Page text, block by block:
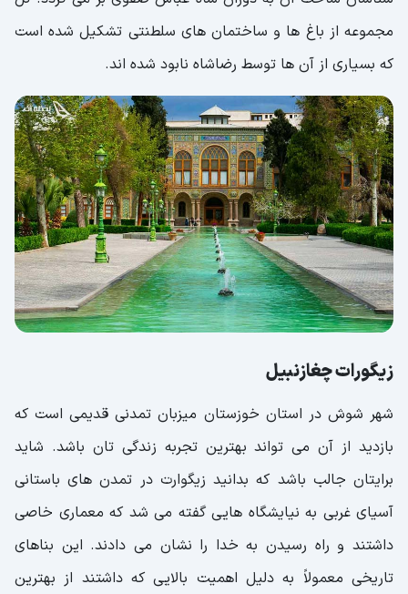
مجموعه از باغ ها و ساختمان های سلطنتی تشکیل شده است
که بسیاری از آن ها توسط رضاشاه نابود شده اند.
زیگورات چغازنبیل
شهر شوش در استان خوزستان میزبان تمدنی قدیمی است که
بازدید از آن می تواند بهترین تجربه زندگی تان باشد. شاید
برایتان جالب باشد که بدانید زیگوارت در تمدن های باستانی
آسیای غربی به نیایشگاه هایی گفته می شد که معماری خاصی
داشتند و راه رسیدن به خدا را نشان می دادند. این بناهای
تاریخی معمولاً به دلیل اهمیت بالایی که داشتند از بهترین